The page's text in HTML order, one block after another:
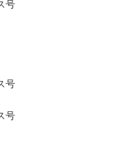
号
号
号